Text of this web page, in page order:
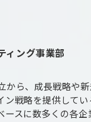
ィング事業部
から、成長戦略や
ン戦略を提供して
ースに数多くの各